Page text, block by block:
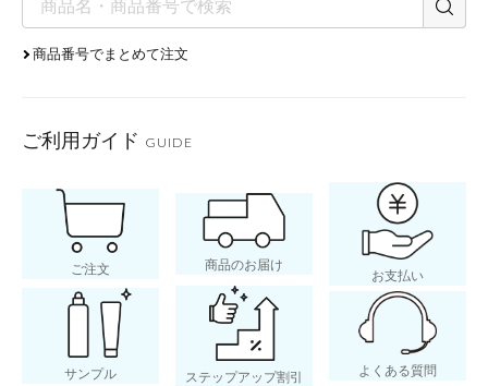
商品番号でまとめて注文
ご利用ガイド GUIDE
ご注文 商品のお届け
お支払い
サンプル ステップアップ割引 よくある質問